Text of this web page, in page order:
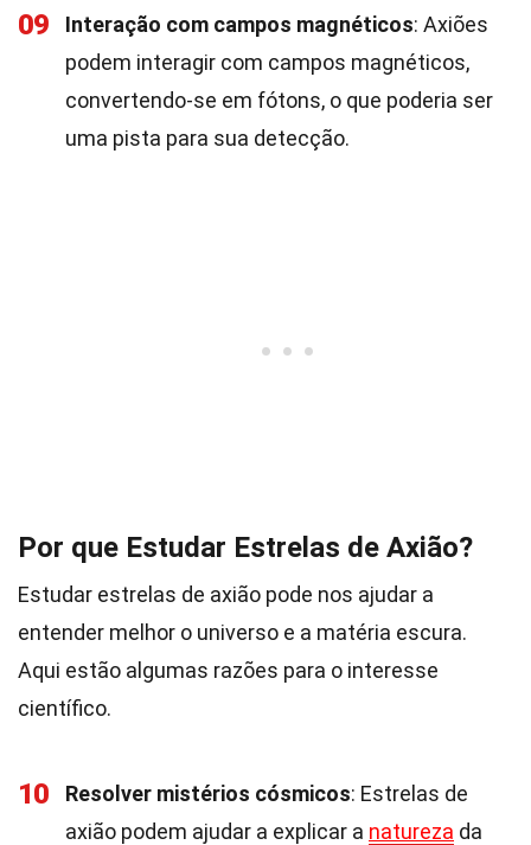
09 Interação com campos magnéticos: Axiões
podem interagir com campos magnéticos,
convertendo-se em fótons, o que poderia ser
uma pista para sua detecção.
Por que Estudar Estrelas de Axião?
Estudar estrelas de axião pode nos ajudar a
entender melhor o universo e a matéria escura.
Aqui estão algumas razões para o interesse
científico.
10 Resolver mistérios cósmicos: Estrelas de
axião podem ajudar a explicar a natureza da